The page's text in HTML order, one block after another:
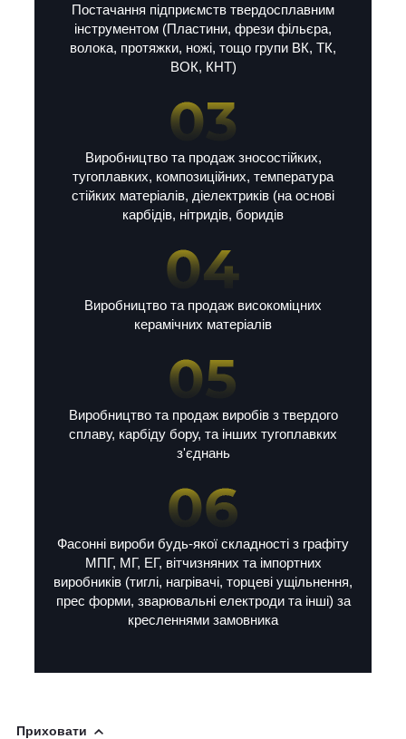
Постачання підприємств твердосплавним
інструментом (Пластини, фрези фільєра,
волока, протяжки, ножі, тощо групи ВК, ТК,
ВОК, КНТ)
Виробництво та продаж зносостійких,
тугоплавких, композиційних, температура
стійких матеріалів, діелектриків (на основі
карбідів, нітридів, боридів
Виробництво та продаж високоміцних
керамічних матеріалів
Виробництво та продаж виробів з твердого
сплаву, карбіду бору, та інших тугоплавких
з'єднань
Фасонні вироби будь-якої складності з графіту
МПГ, МГ, ЕГ, вітчизняних та імпортних
виробників (тиглі, нагрівачі, торцеві ущільнення,
прес форми, зварювальні електроди та інші) за
кресленнями замовника
Приховати